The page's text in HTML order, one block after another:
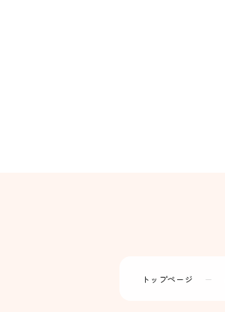
トップページ ー